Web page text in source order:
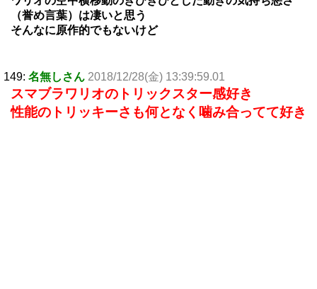
（誉め言葉）は凄いと思う
そんなに原作的でもないけど
149: 名無しさん 2018/12/28(金) 13:39:59.01
スマブラワリオのトリックスター感好き
性能のトリッキーさも何となく噛み合ってて好き